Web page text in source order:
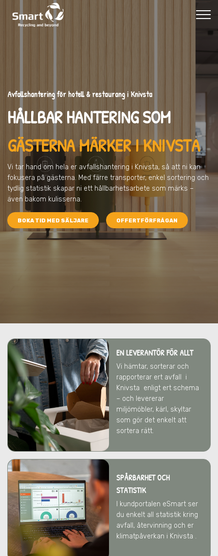
Avfallshantering för hotell & restaurang i Knivsta
HÅLLBAR HANTERING SOM
GÄSTERNA MÄRKER I KNIVSTA
Vi tar hand om hela er avfallshantering i Knivsta, så att ni kan
fokusera på gästerna. Med färre transporter, enkel sortering och
tydlig statistik skapar ni ett hållbarhetsarbete som märks –
även bakom kulisserna.
BOKA TID MED SÄLJARE OFFERTFÖRFRÅGAN
EN LEVERANTÖR FÖR ALLT
Vi hämtar, sorterar och
rapporterar ert avfall
i
Knivsta enligt ert schema
– och levererar
miljömöbler, kärl, skyltar
som gör det enkelt att
sortera rätt.
SPÅRBARHET OCH
STATISTIK
I kundportalen eSmart ser
du enkelt all statistik kring
avfall, återvinning och er
klimatpåverkan i Knivsta .